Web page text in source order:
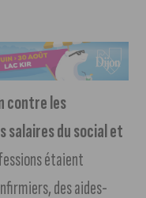
contre les
salaires du social et
étaient
des aides-